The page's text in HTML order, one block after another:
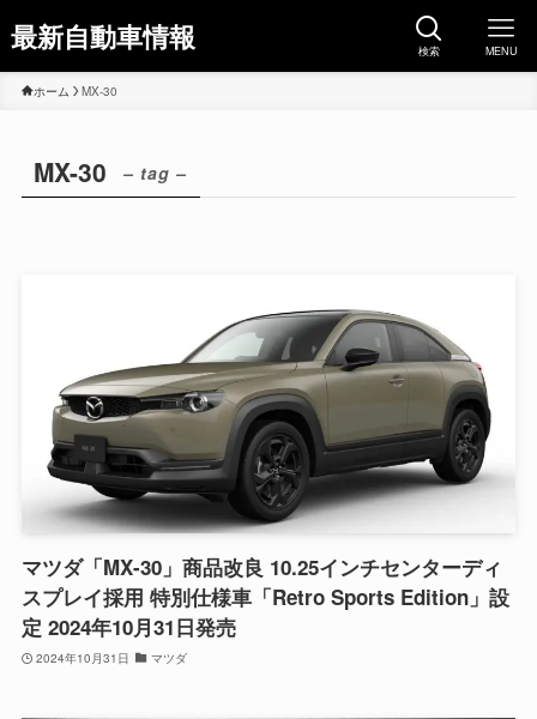
最新自動車情報 検索 MENU
ホーム MX-30
MX-30 – tag –
マツダ「MX-30」商品改良 10.25インチセンターディ
スプレイ採用 特別仕様車「Retro Sports Edition」設
定 2024年10月31日発売
2024年10月31日 マツダ